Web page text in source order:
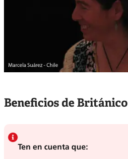
Beneficios de Británico
Ten en cuenta que: